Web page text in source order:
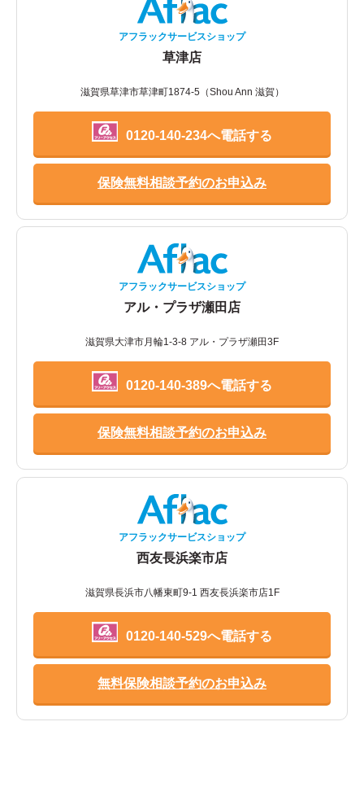
アフラックサービスショップ
草津店
滋賀県草津市草津町1874-5（Shou Ann 滋賀）
0120-140-234へ電話する
保険無料相談予約のお申込み
アフラックサービスショップ
アル・プラザ瀬田店
滋賀県大津市月輪1-3-8 アル・プラザ瀬田3F
0120-140-389へ電話する
保険無料相談予約のお申込み
アフラックサービスショップ
西友長浜楽市店
滋賀県長浜市八幡東町9-1 西友長浜楽市店1F
0120-140-529へ電話する
無料保険相談予約のお申込み